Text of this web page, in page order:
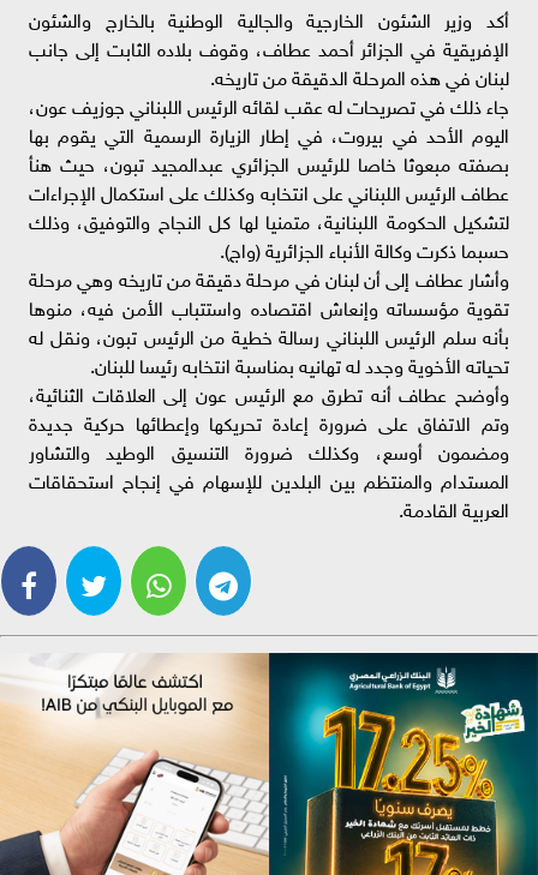
أكد وزير الشئون الخارجية والجالية الوطنية بالخارج والشئون
الإفريقية في الجزائر أحمد عطاف، وقوف بلاده الثابت إلى جانب
لبنان في هذه المرحلة الدقيقة من تاريخه.
جاء ذلك في تصريحات له عقب لقائه الرئيس اللبناني جوزيف عون،
اليوم الأحد في بيروت، في إطار الزيارة الرسمية التي يقوم بها
بصفته مبعوثا خاصا للرئيس الجزائري عبدالمجيد تبون، حيث هنأ
عطاف الرئيس اللبناني على انتخابه وكذلك على استكمال الإجراءات
لتشكيل الحكومة اللبنانية، متمنيا لها كل النجاح والتوفيق، وذلك
حسبما ذكرت وكالة الأنباء الجزائرية (واج).
وأشار عطاف إلى أن لبنان في مرحلة دقيقة من تاريخه وهي مرحلة
تقوية مؤسساته وإنعاش اقتصاده واستتباب الأمن فيه، منوها
بأنه سلم الرئيس اللبناني رسالة خطية من الرئيس تبون، ونقل له
تحياته الأخوية وجدد له تهانيه بمناسبة انتخابه رئيسا للبنان.
وأوضح عطاف أنه تطرق مع الرئيس عون إلى العلاقات الثنائية،
وتم الاتفاق على ضرورة إعادة تحريكها وإعطائها حركية جديدة
ومضمون أوسع، وكذلك ضرورة التنسيق الوطيد والتشاور
المستدام والمنتظم بين البلدين للإسهام في إنجاح استحقاقات
العربية القادمة.